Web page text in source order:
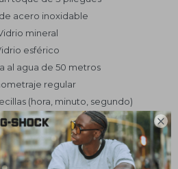

acero inoxidable
mineral
esférico
al agua de 50 metros
regular
(hora, minuto, segundo)
20 segundos por mes
caja: 36 × 30 × 8.5 mm
total: 58g